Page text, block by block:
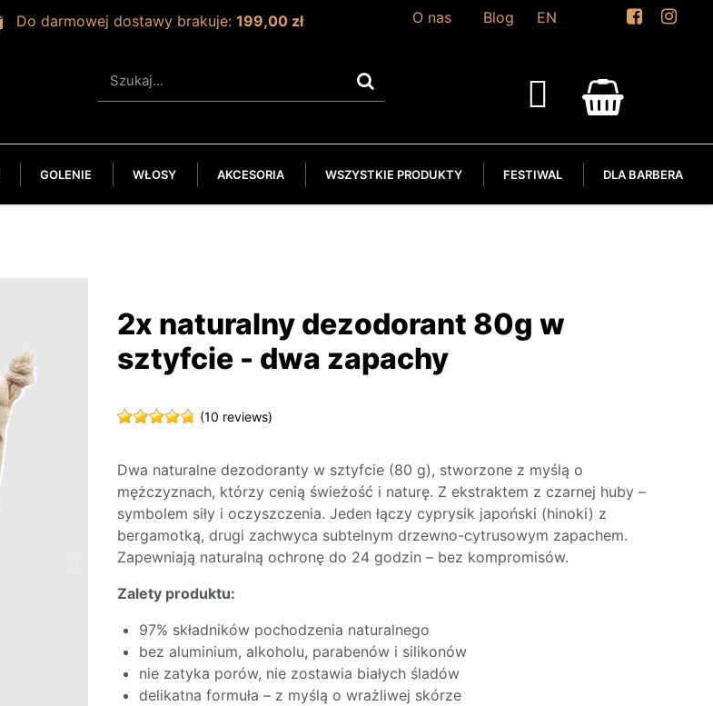
Do darmowej dostawy brakuje: 199,00 zł O nas Blog EN
GOLENIE WŁOSY AKCESORIA WSZYSTKIE PRODUKTY FESTIWAL DLA BARBERA
2x naturalny dezodorant 80g w
sztyfcie - dwa zapachy
(10 reviews)
Dwa naturalne dezodoranty w sztyfcie (80 g), stworzone z myślą o
mężczyznach, którzy cenią świeżość i naturę. Z ekstraktem z czarnej huby –
symbolem siły i oczyszczenia. Jeden łączy cyprysik japoński (hinoki) z
bergamotką, drugi zachwyca subtelnym drzewno-cytrusowym zapachem.
Zapewniają naturalną ochronę do 24 godzin – bez kompromisów.
Zalety produktu:
97% składników pochodzenia naturalnego
bez aluminium, alkoholu, parabenów i silikonów
nie zatyka porów, nie zostawia białych śladów
delikatna formuła – z myślą o wrażliwej skórze